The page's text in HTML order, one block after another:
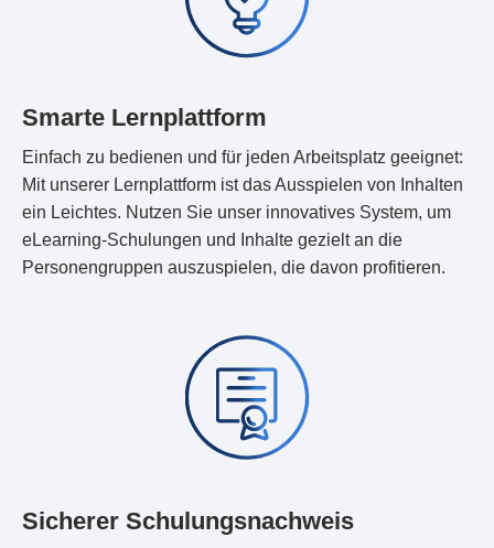
Smarte Lernplattform
Einfach zu bedienen und für jeden Arbeitsplatz geeignet:
Mit unserer Lernplattform ist das Ausspielen von Inhalten
ein Leichtes. Nutzen Sie unser innovatives System, um
eLearning-Schulungen und Inhalte gezielt an die
Personengruppen auszuspielen, die davon profitieren.
Sicherer Schulungsnachweis